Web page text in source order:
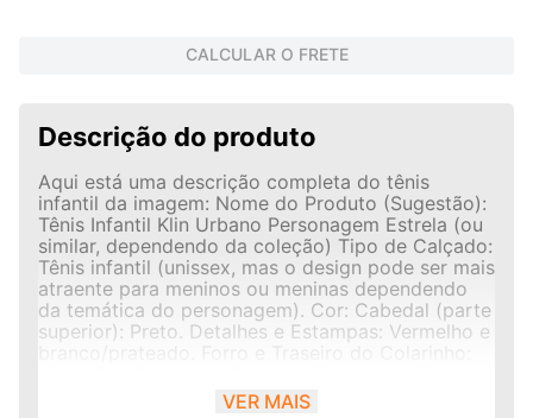
CALCULAR O FRETE
Descrição do produto
Aqui está uma descrição completa do tênis
infantil da imagem: Nome do Produto (Sugestão):
Tênis Infantil Klin Urbano Personagem Estrela (ou
similar, dependendo da coleção) Tipo de Calçado:
Tênis infantil (unissex, mas o design pode ser mais
atraente para meninos ou meninas dependendo
da temática do personagem). Cor: Cabedal (parte
superior): Preto. Detalhes e Estampas: Vermelho e
branco/prateado. Forro e Traseiro do Colarinho:
Solado: Branco com detalhes em vermelho na
VER MAIS